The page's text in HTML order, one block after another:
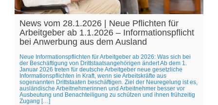
News vom 28.1.2026 | Neue Pflichten für
Arbeitgeber ab 1.1.2026 – Informationspflicht
bei Anwerbung aus dem Ausland
Neue Informationspflichten für Arbeitgeber ab 2026: Was sich bei
der Beschäftigung von Drittstaatsangehörigen ändert Ab dem 1.
Januar 2026 treten für deutsche Arbeitgeber neue gesetzliche
Informationspflichten in Kraft, wenn sie Arbeitskräfte aus
sogenannten Drittstaaten beschäftigen. Ziel der Neuregelung ist es,
ausländische Arbeitnehmerinnen und Arbeitnehmer besser vor
Ausbeutung und Benachteiligung zu schützen und ihnen frühzeitig
Zugang […]